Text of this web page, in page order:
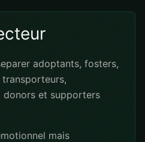
adoptants, fosters,
donors et supporters
mais